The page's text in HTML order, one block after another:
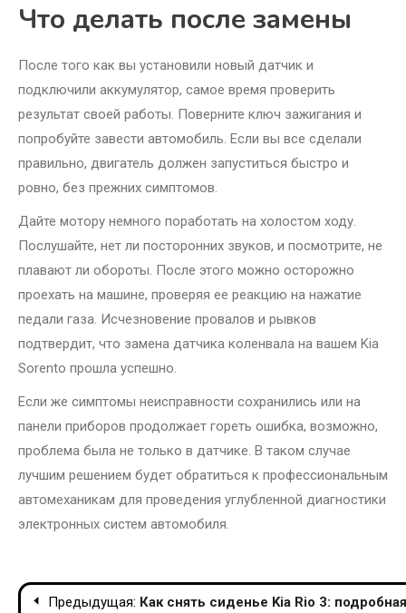
Что делать после замены
После того как вы установили новый датчик и
подключили аккумулятор, самое время проверить
результат своей работы. Поверните ключ зажигания и
попробуйте завести автомобиль. Если вы все сделали
правильно, двигатель должен запуститься быстро и
ровно, без прежних симптомов.
Дайте мотору немного поработать на холостом ходу.
Послушайте, нет ли посторонних звуков, и посмотрите, не
плавают ли обороты. После этого можно осторожно
проехать на машине, проверяя ее реакцию на нажатие
педали газа. Исчезновение провалов и рывков
подтвердит, что замена датчика коленвала на вашем Kia
Sorento прошла успешно.
Если же симптомы неисправности сохранились или на
панели приборов продолжает гореть ошибка, возможно,
проблема была не только в датчике. В таком случае
лучшим решением будет обратиться к профессиональным
автомеханикам для проведения углубленной диагностики
электронных систем автомобиля.
Навигация
Предыдущая: Как снять сиденье Kia Rio 3: